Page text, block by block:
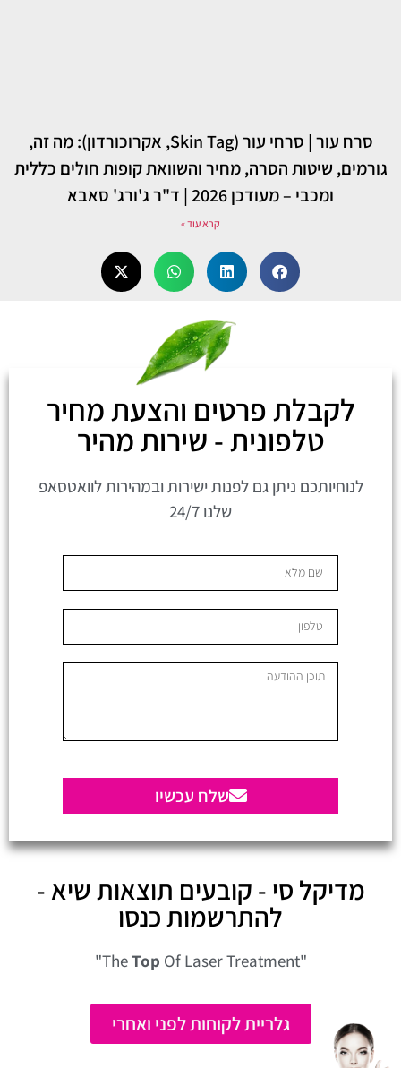
סרח עור | סרחי עור (Skin Tag, אקרוכורדון): מה זה,
גורמים, שיטות הסרה, מחיר והשוואת קופות חולים כללית
ומכבי – מעודכן 2026 | ד"ר ג'ורג' סאבא
קרא עוד »
לקבלת פרטים והצעת מחיר
טלפונית - שירות מהיר
לנוחיותכם ניתן גם לפנות ישירות ובמהירות לוואטסאפ
שלנו 24/7
שלח עכשיו
מדיקל סי - קובעים תוצאות שיא -
להתרשמות כנסו
"The
TopOf Laser Treatment"
גלריית לקוחות לפני ואחרי